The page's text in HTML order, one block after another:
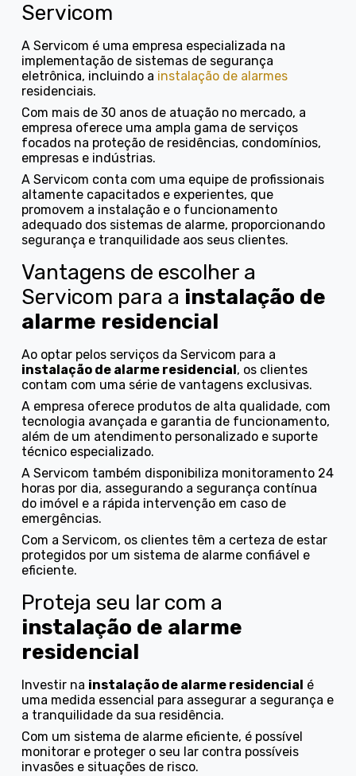
Servicom
A Servicom é uma empresa especializada na
implementação de sistemas de segurança
eletrônica, incluindo a instalação de alarmes
residenciais.
Com mais de 30 anos de atuação no mercado, a
empresa oferece uma ampla gama de serviços
focados na proteção de residências, condomínios,
empresas e indústrias.
A Servicom conta com uma equipe de profissionais
altamente capacitados e experientes, que
promovem a instalação e o funcionamento
adequado dos sistemas de alarme, proporcionando
segurança e tranquilidade aos seus clientes.
Vantagens de escolher a
Servicom para a instalação de
alarme residencial
Ao optar pelos serviços da Servicom para a
instalação de alarme residencial , os clientes
contam com uma série de vantagens exclusivas.
A empresa oferece produtos de alta qualidade, com
tecnologia avançada e garantia de funcionamento,
além de um atendimento personalizado e suporte
técnico especializado.
A Servicom também disponibiliza monitoramento 24
horas por dia, assegurando a segurança contínua
do imóvel e a rápida intervenção em caso de
emergências.
Com a Servicom, os clientes têm a certeza de estar
protegidos por um sistema de alarme confiável e
eficiente.
Proteja seu lar com a
instalação de alarme
residencial
Investir na instalação de alarme residencial é
uma medida essencial para assegurar a segurança e
a tranquilidade da sua residência.
Com um sistema de alarme eficiente, é possível
monitorar e proteger o seu lar contra possíveis
invasões e situações de risco.